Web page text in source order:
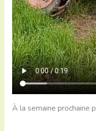
À la semaine prochaine